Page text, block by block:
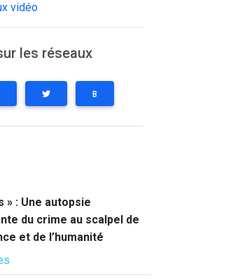
vidéo
les réseaux
B
» : Une autopsie
du crime au scalpel de
et de l’humanité